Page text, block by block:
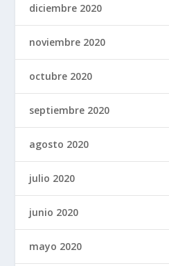
diciembre 2020
noviembre 2020
octubre 2020
septiembre 2020
agosto 2020
julio 2020
junio 2020
mayo 2020